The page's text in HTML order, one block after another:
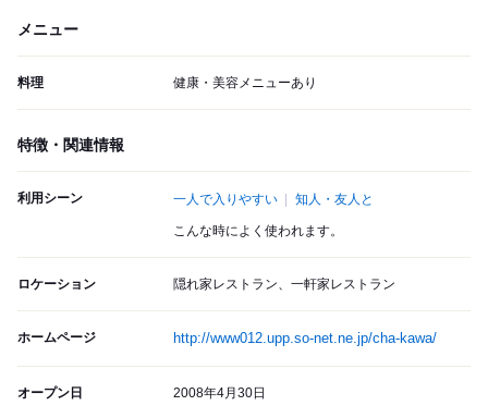
メニュー
料理 健康・美容メニューあり
特徴・関連情報
利用シーン 一人で入りやすい 知人・友人と
こんな時によく使われます。
ロケーション 隠れ家レストラン、一軒家レストラン
ホームページ http://www012.upp.so-net.ne.jp/cha-kawa/
オープン日 2008年4月30日